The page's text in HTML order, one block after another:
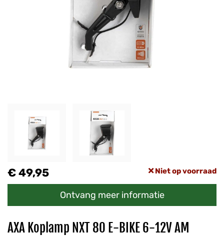
€ 49,95 Niet op voorraad
Ontvang meer informatie
AXA Koplamp NXT 80 E-BIKE 6-12V AM